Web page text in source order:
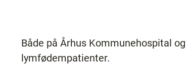
Både på Århus Kommunehospital
lymfødempatienter.